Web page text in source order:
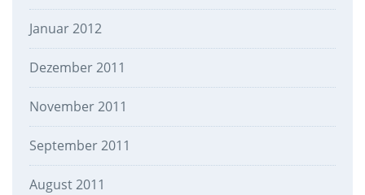
Januar 2012
Dezember 2011
November 2011
September 2011
August 2011